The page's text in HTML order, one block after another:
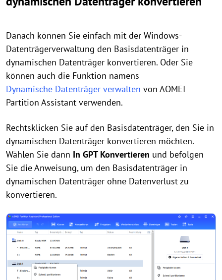
Danach können Sie einfach mit der Windows-
Datenträgerverwaltung den Basisdatenträger in
dynamischen Datenträger konvertieren. Oder Sie
können auch die Funktion namens
Dynamische Datenträger verwalten von AOMEI
Partition Assistant verwenden.
Rechtsklicken Sie auf den Basisdatenträger, den Sie in
dynamischen Datenträger konvertieren möchten.
Wählen Sie dann In GPT Konvertieren und befolgen
Sie die Anweisung, um den Basisdatenträger in
dynamischen Datenträger ohne Datenverlust zu
konvertieren.